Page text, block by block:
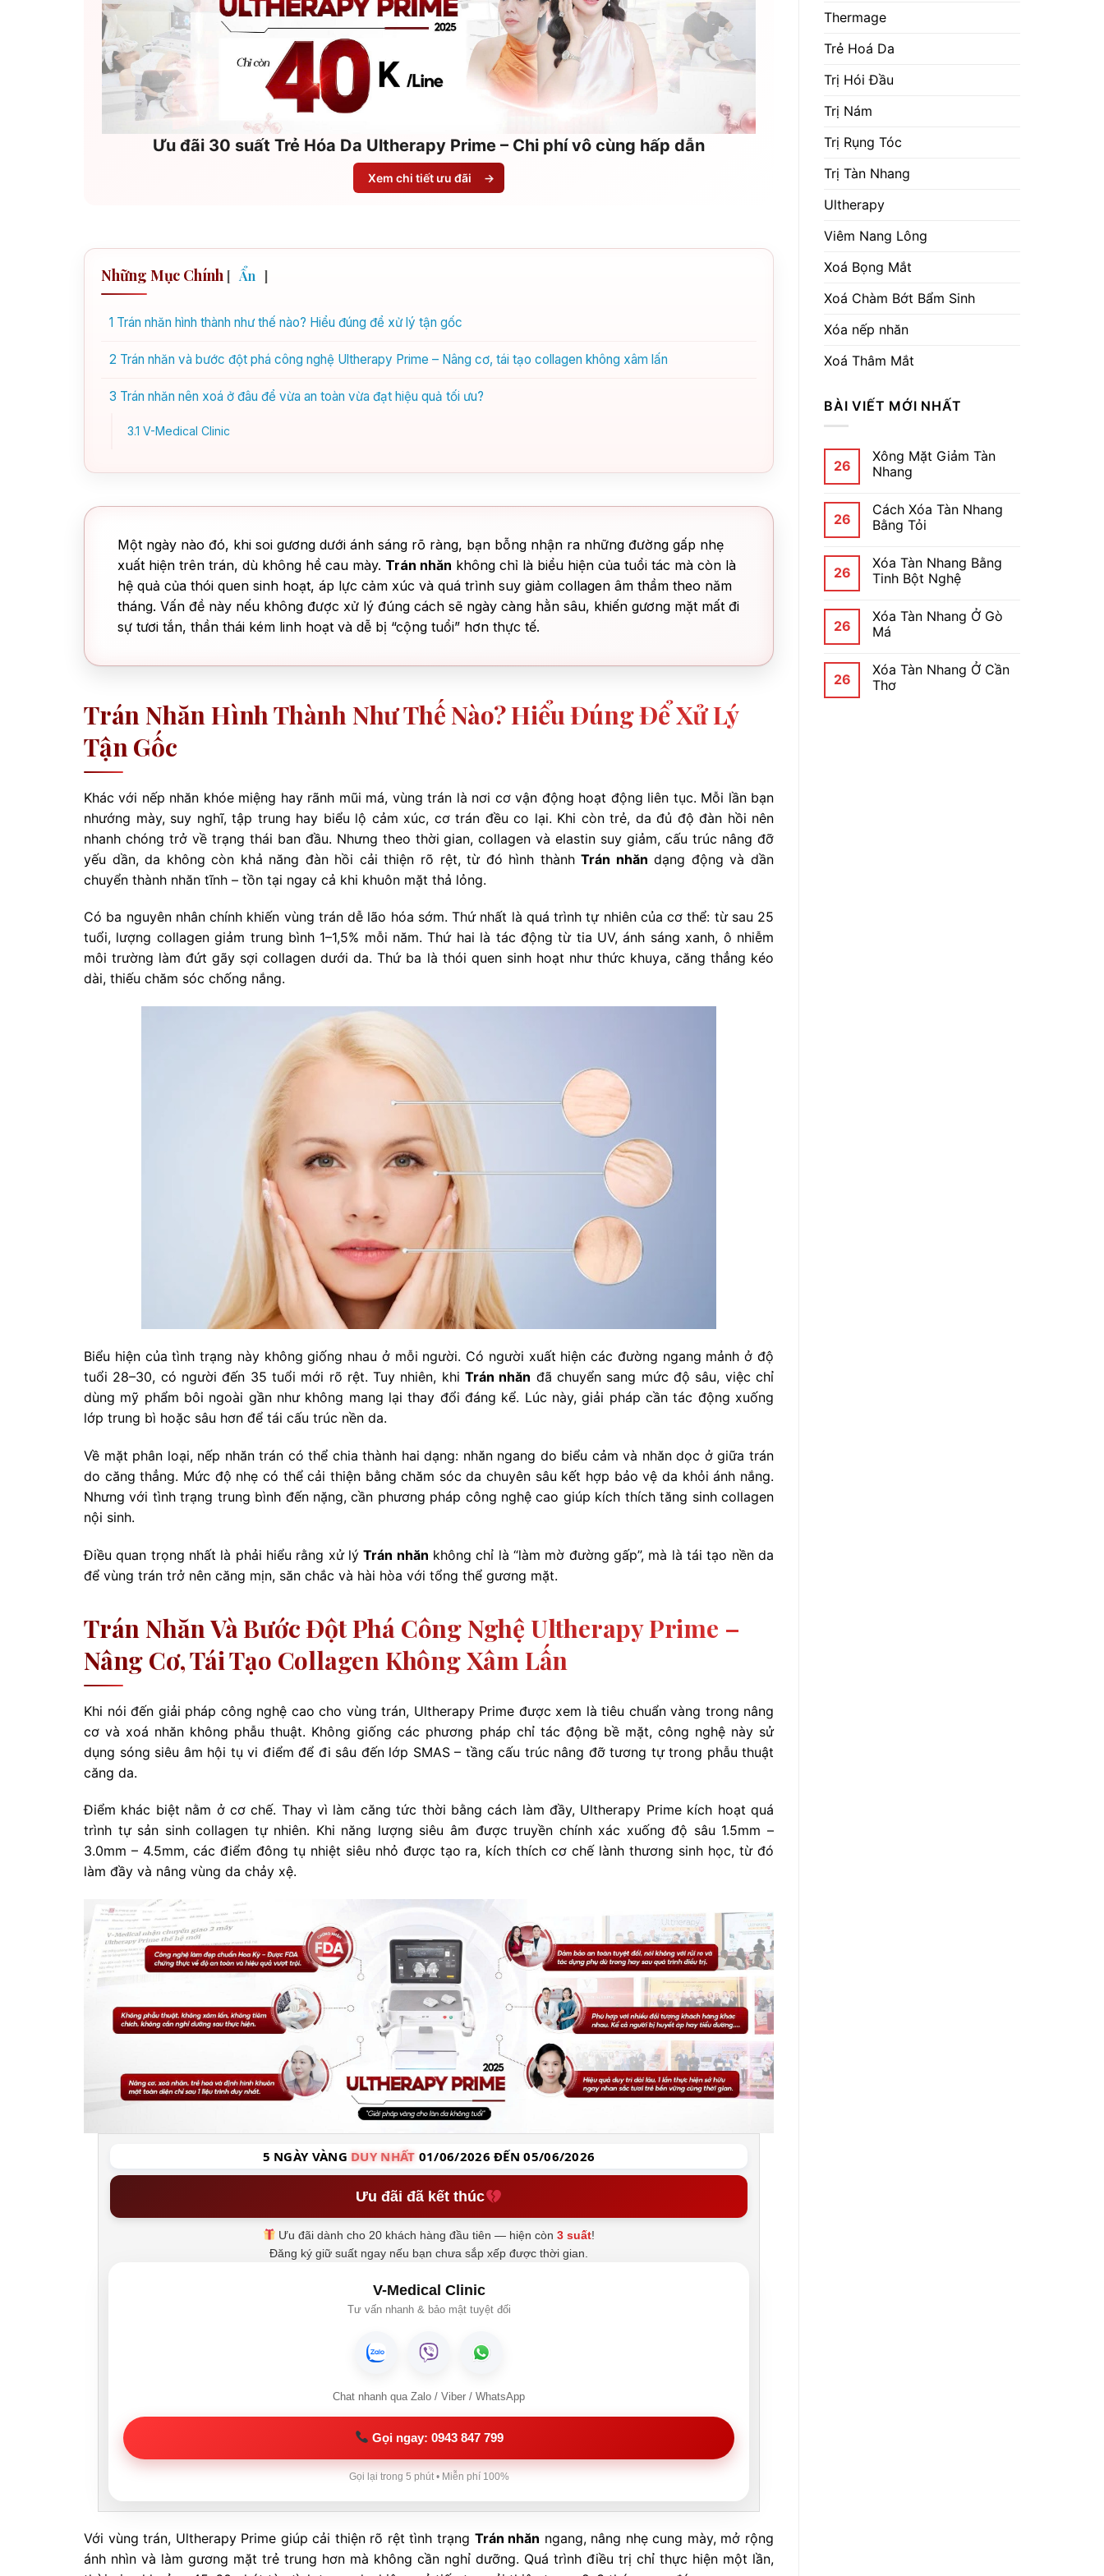
Ưu đãi 30 suất Trẻ Hóa Da Ultherapy Prime – Chi phí vô cùng hấp dẫn
Xem chi tiết ưu đãi →
Những Mục Chính [ Ẩn ]
1 Trán nhăn hình thành như thế nào? Hiểu đúng để xử lý tận gốc
2 Trán nhăn và bước đột phá công nghệ Ultherapy Prime – Nâng cơ, tái tạo collagen không xâm lấn
3 Trán nhăn nên xoá ở đâu để vừa an toàn vừa đạt hiệu quả tối ưu?
3.1 V-Medical Clinic
Một ngày nào đó, khi soi gương dưới ánh sáng rõ ràng, bạn bỗng nhận ra những đường gấp nhẹ
xuất hiện trên trán, dù không hề cau mày. Trán nhăn không chỉ là biểu hiện của tuổi tác mà còn là
hệ quả của thói quen sinh hoạt, áp lực cảm xúc và quá trình suy giảm collagen âm thầm theo năm
tháng. Vấn đề này nếu không được xử lý đúng cách sẽ ngày càng hằn sâu, khiến gương mặt mất đi
sự tươi tắn, thần thái kém linh hoạt và dễ bị “cộng tuổi” hơn thực tế.
Trán Nhăn Hình Thành Như Thế Nào? Hiểu Đúng Để Xử Lý
Tận Gốc
Khác với nếp nhăn khóe miệng hay rãnh mũi má, vùng trán là nơi cơ vận động hoạt động liên tục. Mỗi lần bạn
nhướng mày, suy nghĩ, tập trung hay biểu lộ cảm xúc, cơ trán đều co lại. Khi còn trẻ, da đủ độ đàn hồi nên
nhanh chóng trở về trạng thái ban đầu. Nhưng theo thời gian, collagen và elastin suy giảm, cấu trúc nâng đỡ
yếu dần, da không còn khả năng đàn hồi cải thiện rõ rệt, từ đó hình thànhTrán nhăn dạng động và dần
chuyển thành nhăn tĩnh – tồn tại ngay cả khi khuôn mặt thả lỏng.
Có ba nguyên nhân chính khiến vùng trán dễ lão hóa sớm. Thứ nhất là quá trình tự nhiên của cơ thể: từ sau 25
tuổi, lượng collagen giảm trung bình 1–1,5% mỗi năm. Thứ hai là tác động từ tia UV, ánh sáng xanh, ô nhiễm
môi trường làm đứt gãy sợi collagen dưới da. Thứ ba là thói quen sinh hoạt như thức khuya, căng thẳng kéo
dài, thiếu chăm sóc chống nắng.
Biểu hiện của tình trạng này không giống nhau ở mỗi người. Có người xuất hiện các đường ngang mảnh ở độ
tuổi 28–30, có người đến 35 tuổi mới rõ rệt. Tuy nhiên, khiTrán nhăn đã chuyển sang mức độ sâu, việc chỉ
dùng mỹ phẩm bôi ngoài gần như không mang lại thay đổi đáng kể. Lúc này, giải pháp cần tác động xuống
lớp trung bì hoặc sâu hơn để tái cấu trúc nền da.
Về mặt phân loại, nếp nhăn trán có thể chia thành hai dạng: nhăn ngang do biểu cảm và nhăn dọc ở giữa trán
do căng thẳng. Mức độ nhẹ có thể cải thiện bằng chăm sóc da chuyên sâu kết hợp bảo vệ da khỏi ánh nắng.
Nhưng với tình trạng trung bình đến nặng, cần phương pháp công nghệ cao giúp kích thích tăng sinh collagen
nội sinh.
Điều quan trọng nhất là phải hiểu rằng xử lýTrán nhăn không chỉ là “làm mờ đường gấp”, mà là tái tạo nền da
để vùng trán trở nên căng mịn, săn chắc và hài hòa với tổng thể gương mặt.
Trán Nhăn Và Bước Đột Phá Công Nghệ Ultherapy Prime –
Nâng Cơ, Tái Tạo Collagen Không Xâm Lấn
Khi nói đến giải pháp công nghệ cao cho vùng trán, Ultherapy Prime được xem là tiêu chuẩn vàng trong nâng
cơ và xoá nhăn không phẫu thuật. Không giống các phương pháp chỉ tác động bề mặt, công nghệ này sử
dụng sóng siêu âm hội tụ vi điểm để đi sâu đến lớp SMAS – tầng cấu trúc nâng đỡ tương tự trong phẫu thuật
căng da.
Điểm khác biệt nằm ở cơ chế. Thay vì làm căng tức thời bằng cách làm đầy, Ultherapy Prime kích hoạt quá
trình tự sản sinh collagen tự nhiên. Khi năng lượng siêu âm được truyền chính xác xuống độ sâu 1.5mm –
3.0mm – 4.5mm, các điểm đông tụ nhiệt siêu nhỏ được tạo ra, kích thích cơ chế lành thương sinh học, từ đó
làm đầy và nâng vùng da chảy xệ.
5 NGÀY VÀNG DUY NHẤT 01/06/2026 ĐẾN 05/06/2026
Ưu đãi đã kết thúc
Ưu đãi dành cho 20 khách hàng đầu tiên — hiện còn3 suất!
Đăng ký giữ suất ngay nếu bạn chưa sắp xếp được thời gian.
V-Medical Clinic
Tư vấn nhanh & bảo mật tuyệt đối
Chat nhanh qua Zalo / Viber / WhatsApp
Gọi ngay: 0943 847 799
Gọi lại trong 5 phút • Miễn phí 100%
Với vùng trán, Ultherapy Prime giúp cải thiện rõ rệt tình trạng Trán nhăn ngang, nâng nhẹ cung mày, mở rộng
ánh nhìn và làm gương mặt trẻ trung hơn mà không cần nghỉ dưỡng. Quá trình điều trị chỉ thực hiện một lần,
Thermage
Trẻ Hoá Da
Trị Hói Đầu
Trị Nám
Trị Rụng Tóc
Trị Tàn Nhang
Ultherapy
Viêm Nang Lông
Xoá Bọng Mắt
Xoá Chàm Bớt Bẩm Sinh
Xóa nếp nhăn
Xoá Thâm Mắt
BÀI VIẾT MỚI NHẤT
26
Xông Mặt Giảm Tàn
Nhang
26
Cách Xóa Tàn Nhang
Bằng Tỏi
26
Xóa Tàn Nhang Bằng
Tinh Bột Nghệ
26
Xóa Tàn Nhang Ở Gò
Má
26
Xóa Tàn Nhang Ở Cần
Thơ